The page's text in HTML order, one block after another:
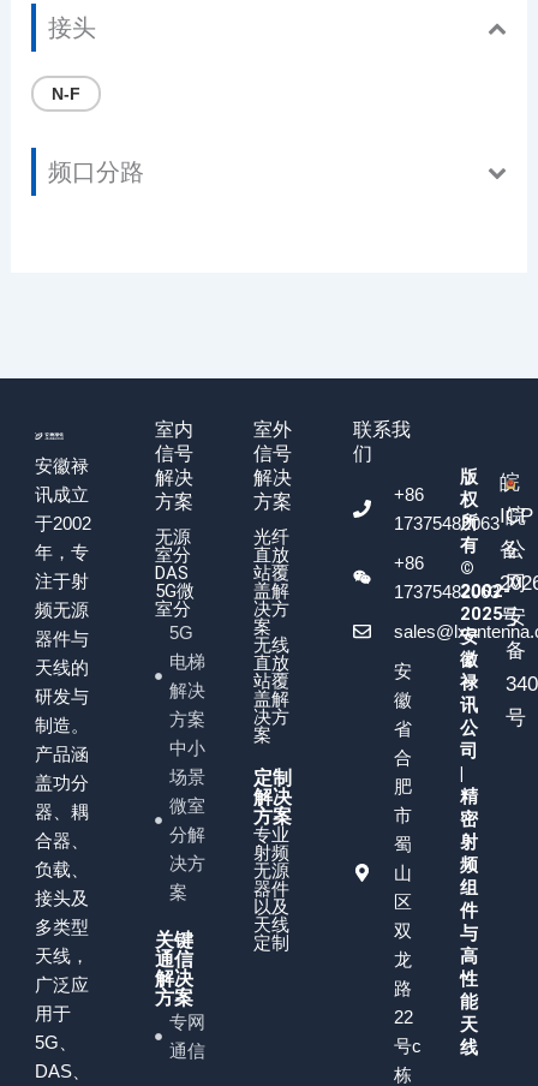
接头
N-F
频口分路
安徽禄
讯成立
于2002
年，专
注于射
频无源
器件与
天线的
研发与
制造。
产品涵
盖功分
器、耦
合器、
负载、
接头及
多类型
天线，
广泛应
用于
5G、
DAS、
室内
信号
解决
方案
无源
室分
DAS
5G微
室分
5G
电梯
解决
方案
中小
场景
微室
分解
决方
案
关键
通信
解决
方案
专网
通信
室外
信号
解决
方案
光纤
直放
站覆
盖解
决方
案
无线
直放
站覆
盖解
决方
案
定制
解决
方案
专业
射频
无源
器件
以及
天线
定制
联系我
们
+86
17375482063
+86
17375482063
安
徽
省
合
肥
市
蜀
山
区
双
龙
路
22
号c
栋
版
权
所
有
©
2002-
2025
安
徽
禄
讯
公
司
精
密
射
频
组
件
与
高
性
能
天
线
皖
ICP
备
号
皖
公
网
安
备
号